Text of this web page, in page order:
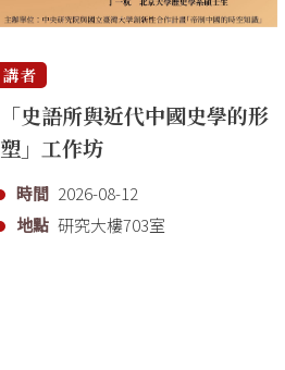
講者
「史語所與近代中國史學的形
塑」工作坊
時間 2026-08-12
地點 研究大樓703室